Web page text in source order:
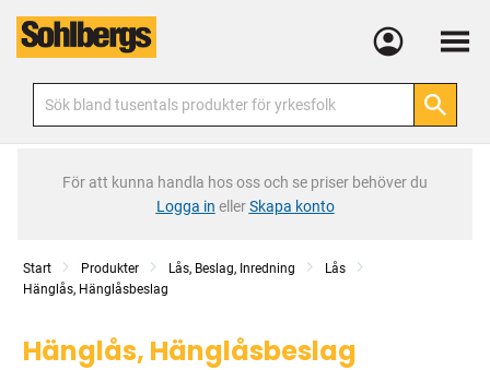
Meny
För att kunna handla hos oss och se priser behöver du
Logga in ellerSkapa konto
Start Produkter Lås, Beslag, Inredning
Lås
Hänglås, Hänglåsbeslag
Hänglås, Hänglåsbeslag